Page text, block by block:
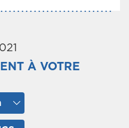
À VOTRE